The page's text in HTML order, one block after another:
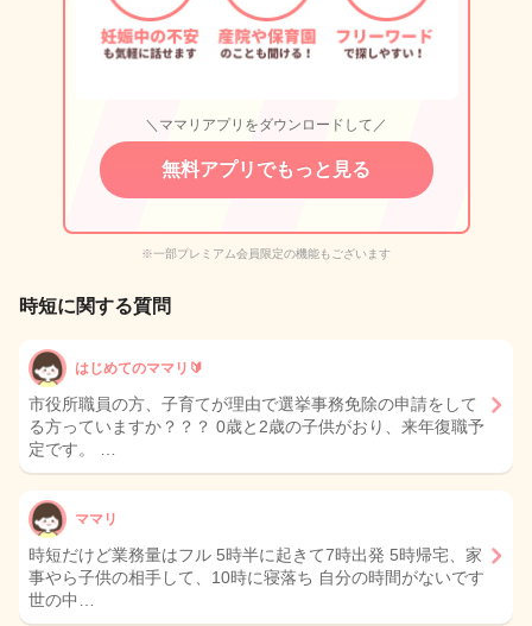
＼ママリアプリをダウンロードして／
無料アプリでもっと見る
※一部プレミアム会員限定の機能もございます
時短に関する質問
はじめてのママリ🔰
市役所職員の方、子育てが理由で選挙事務免除の申請をして
る方っていますか？？？ 0歳と2歳の子供がおり、来年復職予
定です。 …
ママリ
時短だけど業務量はフル 5時半に起きて7時出発 5時帰宅、家
事やら子供の相手して、10時に寝落ち 自分の時間がないです
世の中…